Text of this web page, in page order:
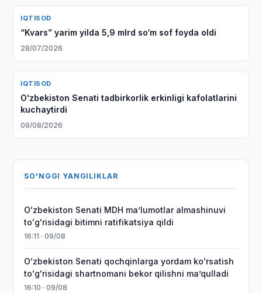
IQTISOD
“Kvars” yarim yilda 5,9 mlrd so‘m sof foyda oldi
28/07/2026
IQTISOD
Oʻzbekiston Senati tadbirkorlik erkinligi kafolatlarini
kuchaytirdi
09/08/2026
SO'NGGI YANGILIKLAR
Oʻzbekiston Senati MDH maʼlumotlar almashinuvi
toʻgʻrisidagi bitimni ratifikatsiya qildi
16:11 · 09/08
Oʻzbekiston Senati qochqinlarga yordam koʻrsatish
toʻgʻrisidagi shartnomani bekor qilishni maʼqulladi
16:10 · 09/08